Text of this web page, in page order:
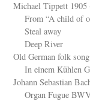
Michael Tippett 1905
From “A child of
Steal away
Deep River
Old German folk song
In einem Kühlen
Johann Sebastian
Organ Fugue